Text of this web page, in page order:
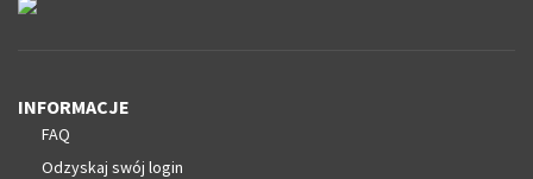
INFORMACJE
FAQ
Odzyskaj swój login